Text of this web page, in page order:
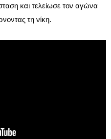
και τελείωσε τον αγώνα
τη νίκη.